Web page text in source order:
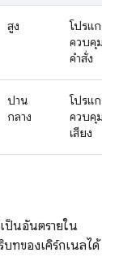
สูง
โปรแกรม
ควบคุมคิว
คําสั่ง
ปาน
กลาง
โปรแกรม
ควบคุม
เสียง
ป็นอันตรายใน
บทของเคิร์กเนลได้